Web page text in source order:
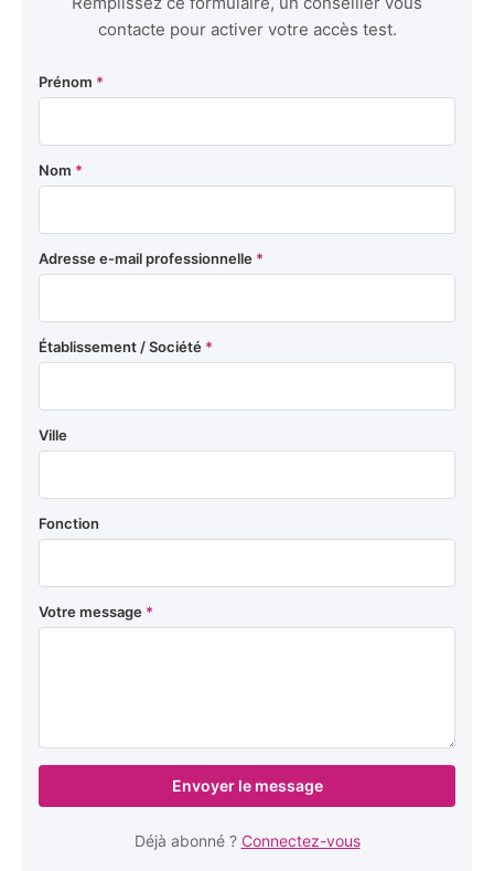
contacte pour activer votre accès test.
Prénom *
Nom *
Adresse e-mail professionnelle *
Établissement / Société *
Ville
Fonction
Votre message *
Envoyer le message
Déjà abonné ? Connectez-vous